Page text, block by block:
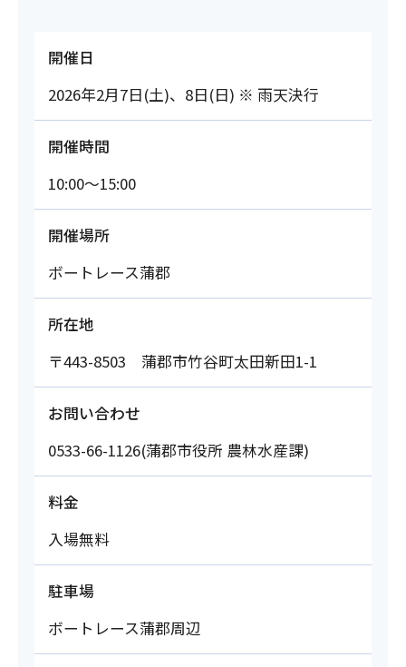
開催日
2026年2月7日(土)、8日(日) ※ 雨天決行
開催時間
10:00～15:00
開催場所
ボートレース蒲郡
所在地
〒443-8503 蒲郡市竹谷町太田新田1-1
お問い合わせ
0533-66-1126(蒲郡市役所 農林水産課)
料金
入場無料
駐車場
ボートレース蒲郡周辺